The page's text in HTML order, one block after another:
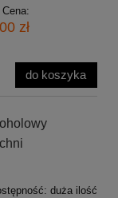
Cena:
zł
do koszyka
duża ilość